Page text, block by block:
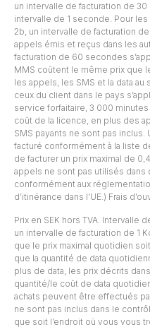
un intervalle de facturation de
intervalle de 1 seconde. Pour
2b, un intervalle de facturation
appels émis et reçus dans les
facturation de 60 secondes
MMS coûtent le même prix que
les appels, les SMS et la data au
ceux du client dans le pays
service forfaitaire, 3 000
coût de la licence, en plus des
SMS payants ne sont pas
facturé conformément à la liste
de facturer un prix maximal de
appels ne sont pas utilisés
conformément aux
d’itinérance dans l’UE.) Frais
Prix en SEK hors TVA. Intervalle
un intervalle de facturation de 1
que le prix maximal quotidien
que la quantité de data
plus de data, les prix décrits
quantité/le coût de data
achats peuvent être effectués
ne sont pas inclus dans le
que soit l’endroit où vous vous